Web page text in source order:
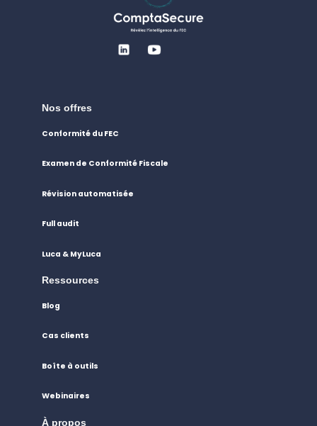
Nos offres
Conformité du FEC
Examen de Conformité Fiscale
Révision automatisée
Full audit
Luca & MyLuca
Ressources
Blog
Cas clients
Boîte à outils
Webinaires
À propos